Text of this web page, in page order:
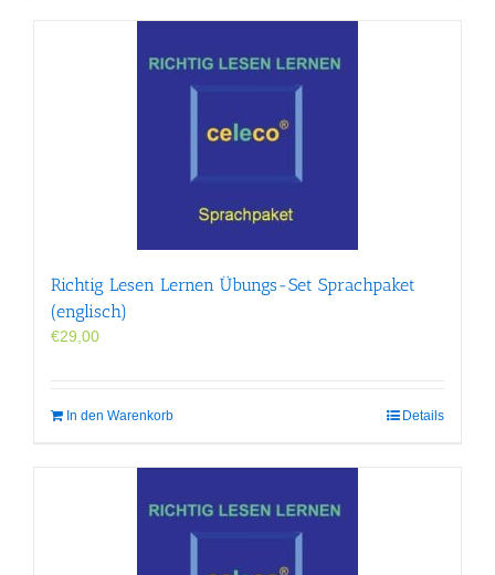
Richtig Lesen Lernen Übungs-Set Sprachpaket
(englisch)
€29,00
In den Warenkorb Details